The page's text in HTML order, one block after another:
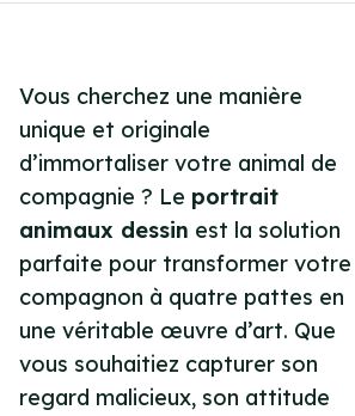
Vous cherchez une manière
unique et originale
d’immortaliser votre animal de
compagnie ? Le portrait
animaux dessin est la solution
parfaite pour transformer votre
compagnon à quatre pattes en
une véritable œuvre d’art. Que
vous souhaitiez capturer son
regard malicieux, son attitude